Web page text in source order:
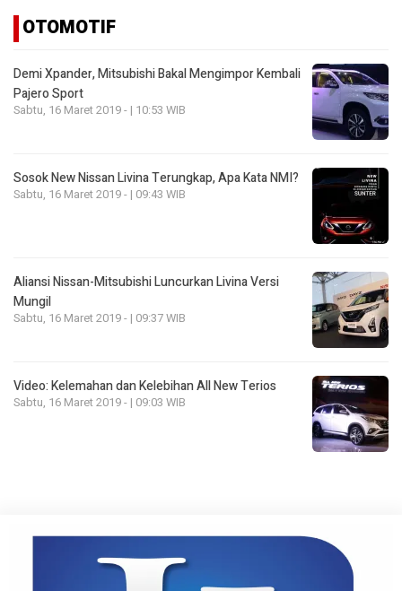
OTOMOTIF
Demi Xpander, Mitsubishi Bakal Mengimpor Kembali
Pajero Sport
Sabtu, 16 Maret 2019 - | 10:53 WIB
Sosok New Nissan Livina Terungkap, Apa Kata NMI?
Sabtu, 16 Maret 2019 - | 09:43 WIB
Aliansi Nissan-Mitsubishi Luncurkan Livina Versi
Mungil
Sabtu, 16 Maret 2019 - | 09:37 WIB
Video: Kelemahan dan Kelebihan All New Terios
Sabtu, 16 Maret 2019 - | 09:03 WIB